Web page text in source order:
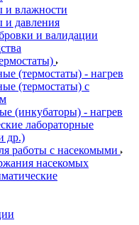
и влажности
и давления
и валидации
(термостаты) - нагрев
(термостаты) с
(инкубаторы) - нагрев
лабораторные
др.)
работы с насекомыми
насекомых